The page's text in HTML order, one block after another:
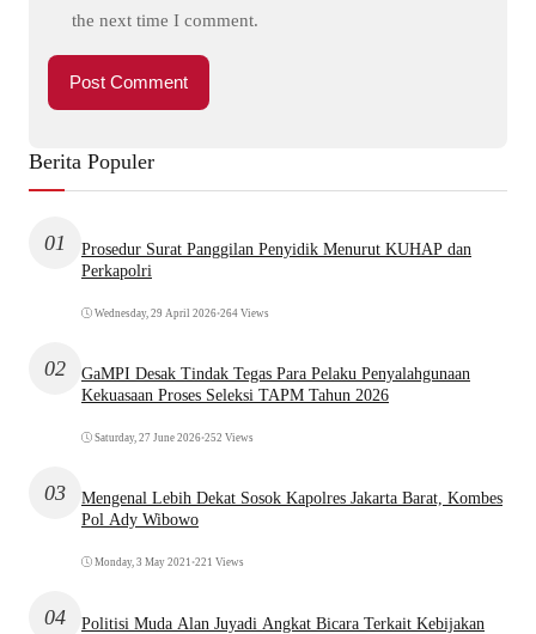
the next time I comment.
Berita Populer
01
Prosedur Surat Panggilan Penyidik Menurut KUHAP dan
Perkapolri
Wednesday, 29 April 2026•264 Views
02
GaMPI Desak Tindak Tegas Para Pelaku Penyalahgunaan
Kekuasaan Proses Seleksi TAPM Tahun 2026
Saturday, 27 June 2026•252 Views
03
Mengenal Lebih Dekat Sosok Kapolres Jakarta Barat, Kombes
Pol Ady Wibowo
Monday, 3 May 2021 •221 Views
04
Politisi Muda Alan Juyadi Angkat Bicara Terkait Kebijakan